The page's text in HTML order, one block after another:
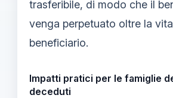
trasferibile, di modo che il
venga perpetuato oltre la
beneficiario.
Impatti pratici per le famiglie
deceduti